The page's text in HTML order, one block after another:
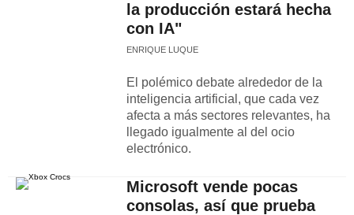
la producción estará hecha
con IA"
ENRIQUE LUQUE
El polémico debate alrededor de la
inteligencia artificial, que cada vez
afecta a más sectores relevantes, ha
llegado igualmente al del ocio
electrónico.
Microsoft vende pocas
consolas, así que prueba